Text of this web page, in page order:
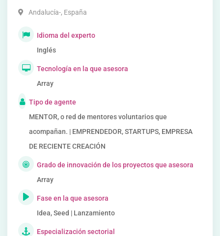
Andalucía-, España
Idioma del experto
Inglés
Tecnología en la que asesora
Array
Tipo de agente
MENTOR, o red de mentores voluntarios que
acompañan. | EMPRENDEDOR, STARTUPS, EMPRESA
DE RECIENTE CREACIÓN
Grado de innovación de los proyectos que asesora
Array
Fase en la que asesora
Idea, Seed | Lanzamiento
Especialización sectorial